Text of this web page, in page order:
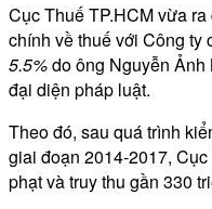
Cục Thuế TP.HCM vừa
chính về thuế với Công ty
5.5%do ông Nguyễn
đại diện pháp luật.
Theo đó, sau quá trình
giai đoạn 2014-2017,
phạt và truy thu gần 330